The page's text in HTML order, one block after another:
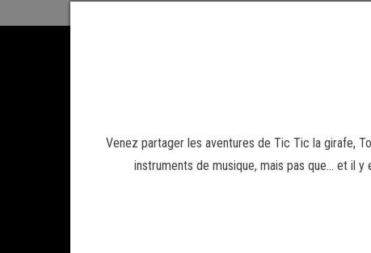
Venez partager les aventures de Tic Tic la girafe,
instruments de musique, mais pas que… et il